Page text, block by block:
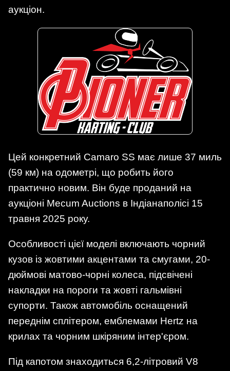
аукціон.
Цей конкретний Camaro SS має лише 37 миль
(59 км) на одометрі, що робить його
практично новим. Він буде проданий на
аукціоні Mecum Auctions в Індіанаполісі 15
травня 2025 року.
Особливості цієї моделі включають чорний
кузов із жовтими акцентами та смугами, 20-
дюймові матово-чорні колеса, підсвічені
накладки на пороги та жовті гальмівні
супорти. Також автомобіль оснащений
переднім сплітером, емблемами Hertz на
крилах та чорним шкіряним інтер'єром.
Під капотом знаходиться 6,2-літровий V8